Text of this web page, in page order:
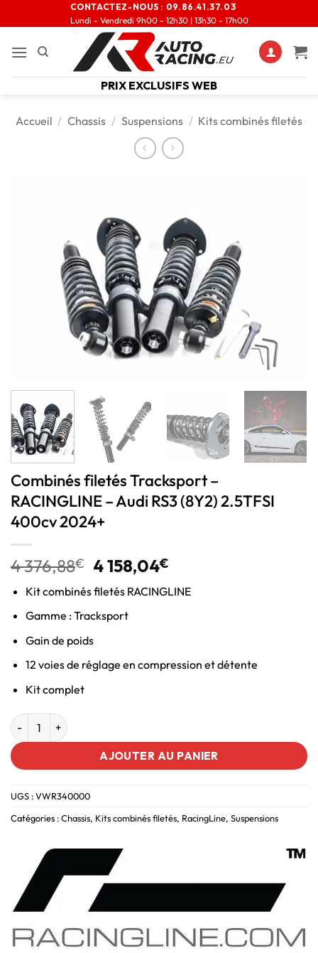
CONTACTEZ-NOUS : 09.86.41.37.03
Lundi - Vendredi 9h00 - 12h30 | 13h30 - 17h00
PRIX EXCLUSIFS WEB
Accueil / Chassis / Suspensions / Kits combinés filetés
Combinés filetés Tracksport –
RACINGLINE – Audi RS3 (8Y2) 2.5TFSI
400cv 2024+
4 376,88€ 4 158,04€
Kit combinés filetés RACINGLINE
Gamme : Tracksport
Gain de poids
12 voies de réglage en compression et détente
Kit complet
AJOUTER AU PANIER
UGS :VWR340000
Catégories :Chassis, Kits combinés filetés, RacingLine, Suspensions